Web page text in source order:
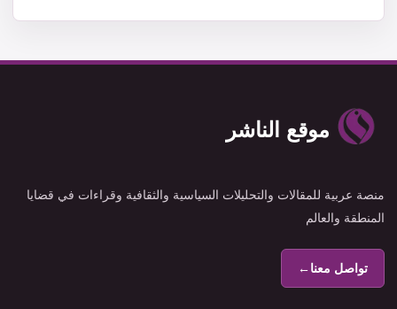
موقع الناشر
منصة عربية للمقالات والتحليلات السياسية والثقافية وقراءات في قضايا
المنطقة والعالم
تواصل معنا←